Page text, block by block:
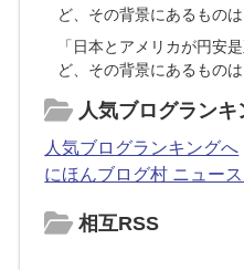
ど、その背景にあるもの
「日本とアメリカが円安
ど、その背景にあるもの
人気ブログランキ
人気ブログランキングへ
にほんブログ村 ニュー
相互RSS